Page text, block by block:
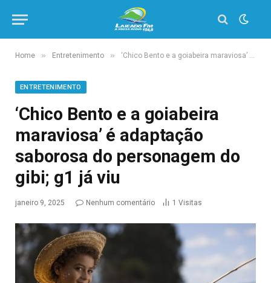
Home » Entretenimento » ‘Chico Bento e a goiabeira maraviosa’ é adaptação saborosa do personagem do gibi; g1 já viu
ENTRETENIMENTO
‘Chico Bento e a goiabeira
maraviosa’ é adaptação
saborosa do personagem do
gibi; g1 já viu
janeiro 9, 2025 Nenhum comentário 1 Visitas